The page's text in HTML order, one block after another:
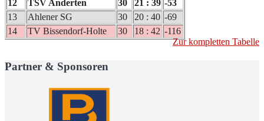
12 TSV Anderten 30 21 : 39 -53
13
Ahlener SG 30 20 : 40 -69
14
TV Bissendorf-Holte 30 18 : 42 -116
Zur kompletten Tabelle
Partner & Sponsoren